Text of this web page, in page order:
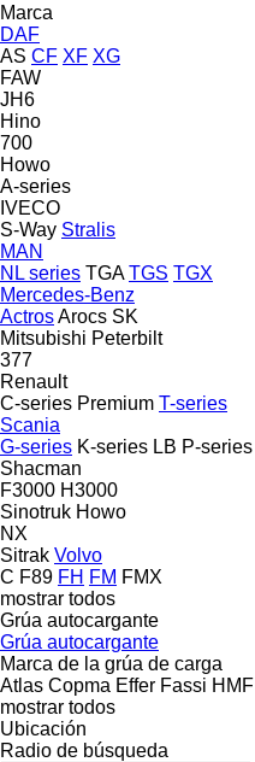
Marca
DAF
AS CF XF XG
FAW
JH6
Hino
700
Howo
A-series
IVECO
S-Way Stralis
MAN
NL series TGA TGS TGX
Mercedes-Benz
ActrosArocs SK
Mitsubishi Peterbilt
377
Renault
C-series Premium T-series
Scania
G-series K-series LB P-series
Shacman
F3000 H3000
Sinotruk Howo
NX
Sitrak Volvo
C F89 FH FM FMX
mostrar todos
Grúa autocargante
Grúa autocargante
Marca de la grúa de carga
Atlas Copma Effer Fassi HMF
mostrar todos
Ubicación
Radio de búsqueda